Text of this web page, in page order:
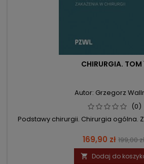
CHIRURGIA. TOM
Autor: Grzegorz
(0)
Podstawy chirurgii. Chirurgia ogólna.
Cena
169,90 zł Cena
199,00 zł
 Dodaj do